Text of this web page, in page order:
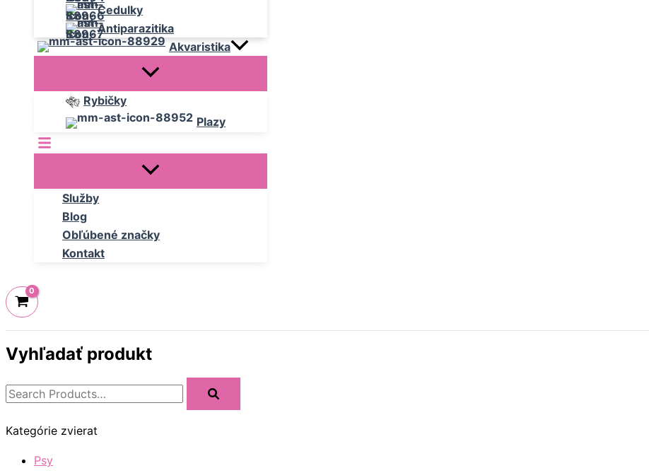
Cedulky
Antiparazitika
Akvaristika
Rybičky
Plazy
Služby
Blog
Obľúbené značky
Kontakt
Vyhľadať produkt
Kategórie zvierat
Psy